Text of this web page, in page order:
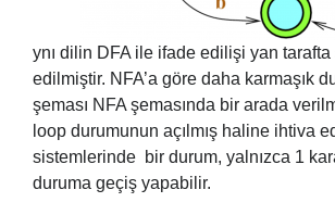
ynı dilin DFA ile ifade edilişi yan
edilmiştir. NFA’a göre daha karmaşık
şeması NFA şemasında bir arada
loop durumunun açılmış haline ihtiva
sistemlerinde bir durum, yalnızca 1
duruma geçiş yapabilir.